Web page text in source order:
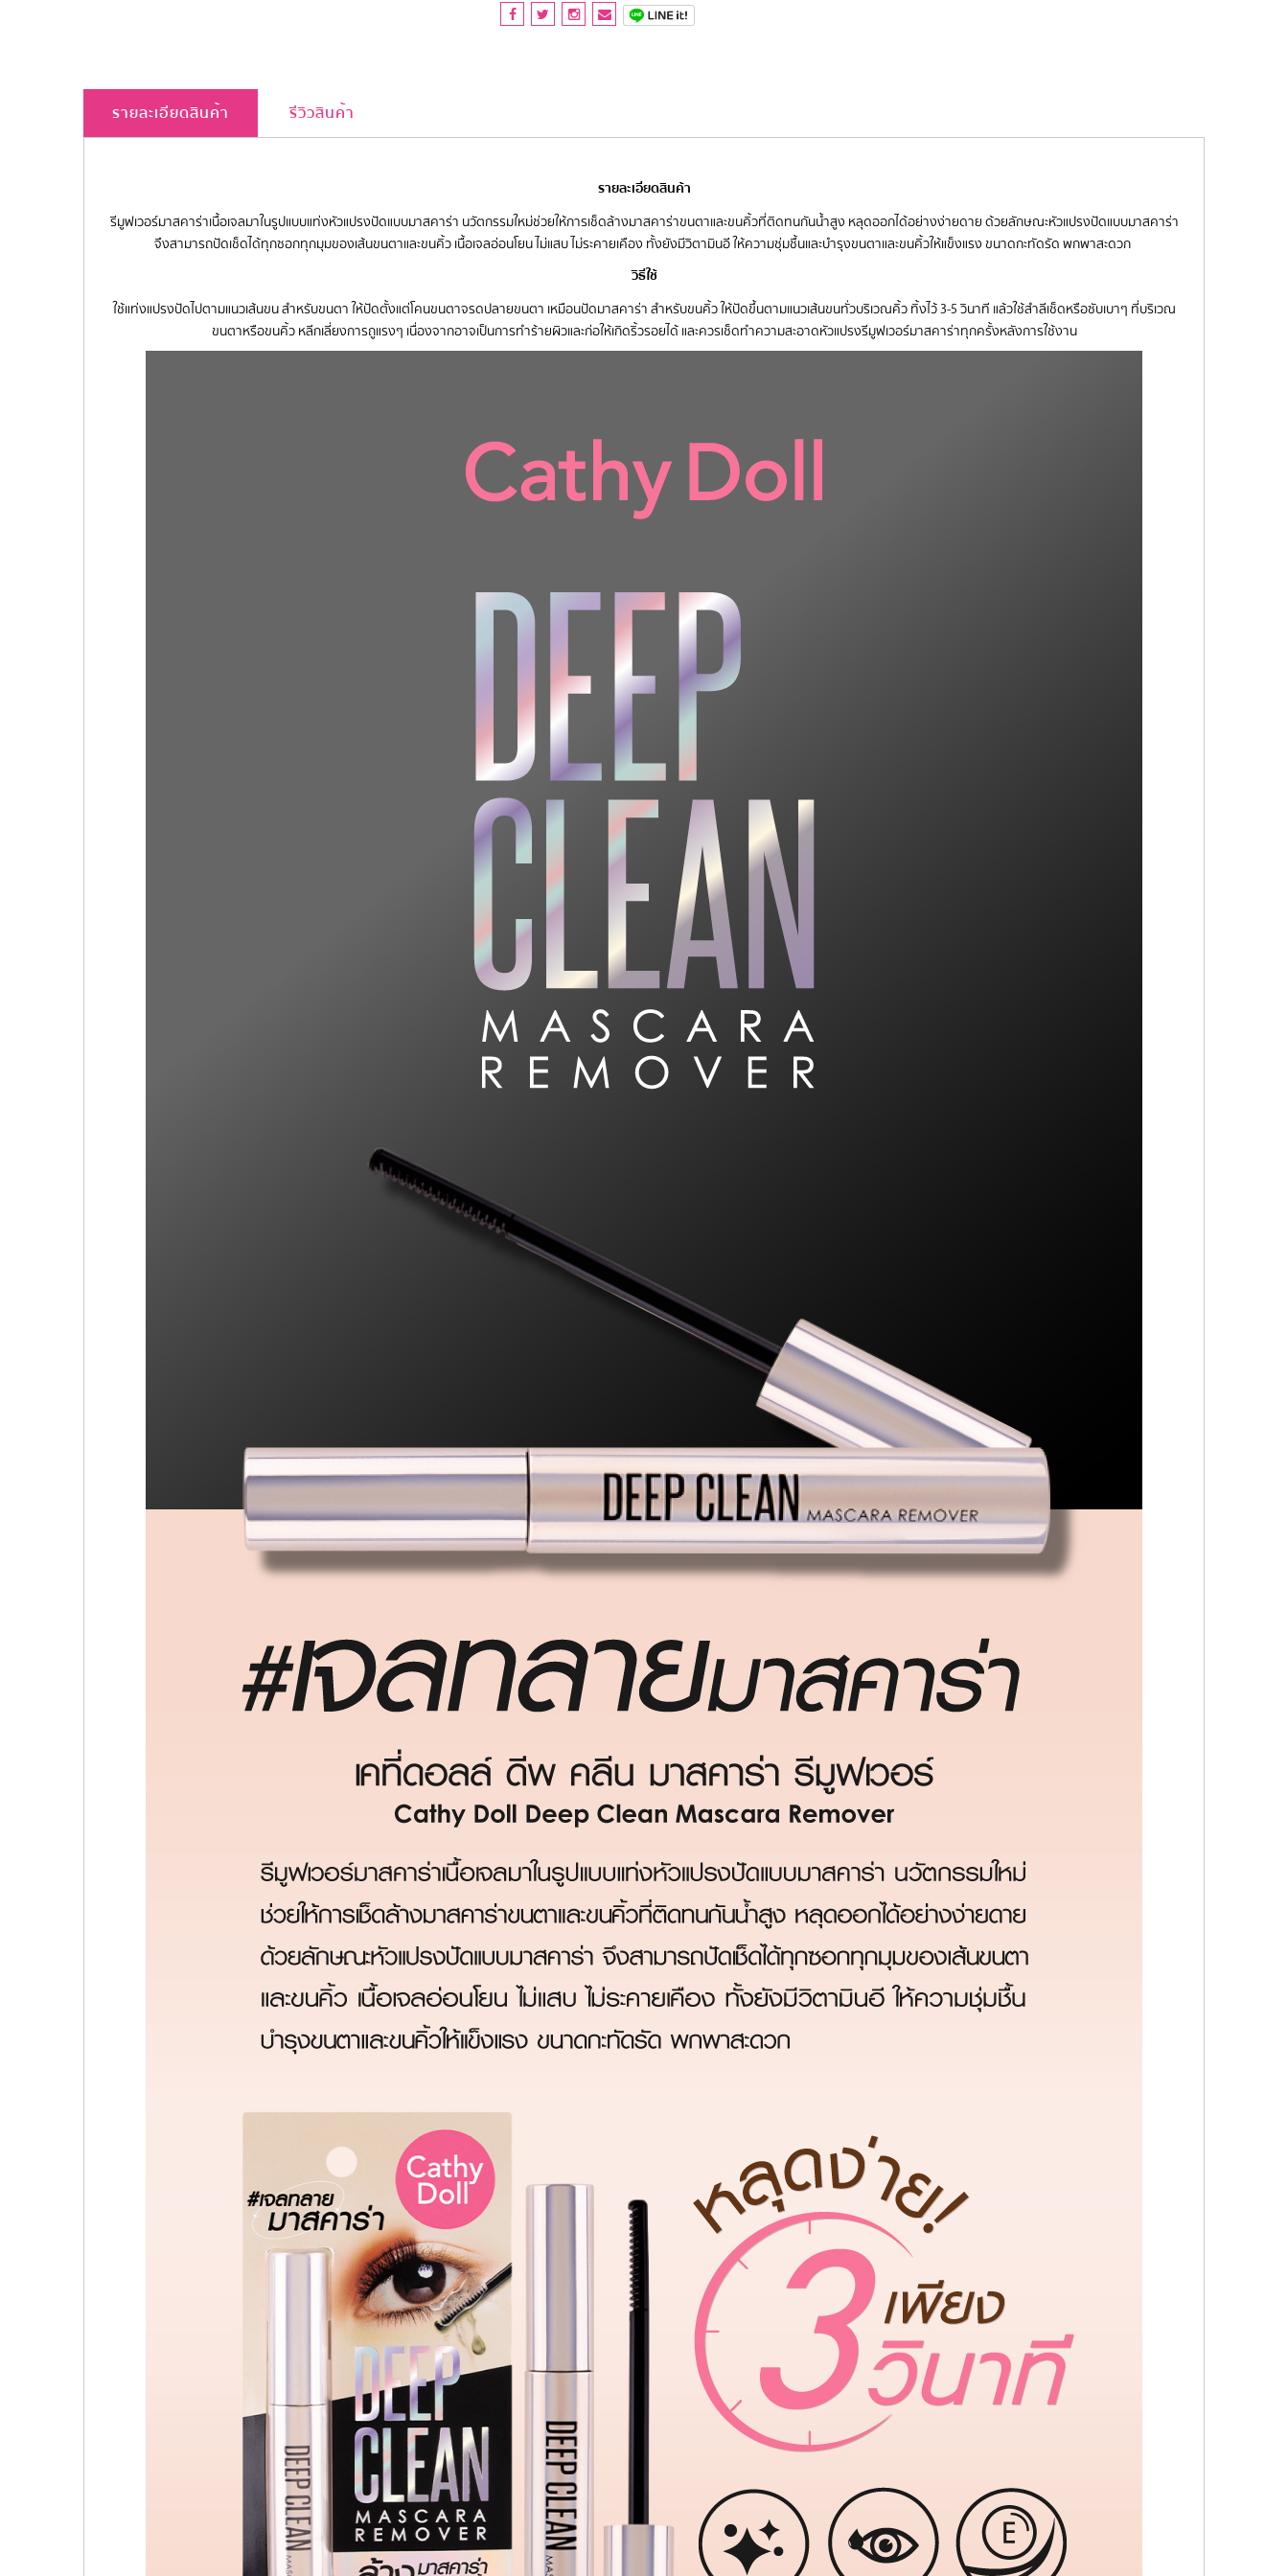
รายละเอียดสินค้า รีวิวสินค้า
รายละเอียดสินค้า
รีมูฟเวอร์มาสคาร่าเนื้อเจลมาในรูปแบบแท่งหัวแปรงปัดแบบมาสคาร่า นวัตกรรมใหม่ช่วยให้การเช็ดล้างมาสคาร่าขนตาและขนคิ้วที่ติดทนกันน้ำสูง หลุดออกได้อย่างง่ายดาย ด้วยลักษณะหัวแปรงปัดแบบมาสคาร่า
จึงสามารถปัดเช็ดได้ทุกซอกทุกมุมของเส้นขนตาและขนคิ้ว เนื้อเจลอ่อนโยน ไม่แสบ ไม่ระคายเคือง ทั้งยังมีวิตามินอี ให้ความชุ่มชื้นและบำรุงขนตาและขนคิ้วให้แข็งแรง ขนาดกะทัดรัด พกพาสะดวก
วิธีใช้
ใช้แท่งแปรงปัดไปตามแนวเส้นขน สำหรับขนตา ให้ปัดตั้งแต่โคนขนตาจรดปลายขนตา เหมือนปัดมาสคาร่า สำหรับขนคิ้ว ให้ปัดขึ้นตามแนวเส้นขนทั่วบริเวณคิ้ว ทิ้งไว้ 3-5 วินาที แล้วใช้สำลีเช็ดหรือซับเบาๆ ที่บริเวณ
ขนตาหรือขนคิ้ว หลีกเลี่ยงการถูแรงๆ เนื่องจากอาจเป็นการทำร้ายผิวและก่อให้เกิดริ้วรอยได้ และควรเช็ดทำความสะอาดหัวแปรงรีมูฟเวอร์มาสคาร่าทุกครั้งหลังการใช้งาน